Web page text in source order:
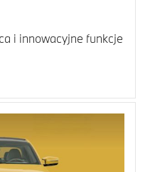
i innowacyjne funkcje